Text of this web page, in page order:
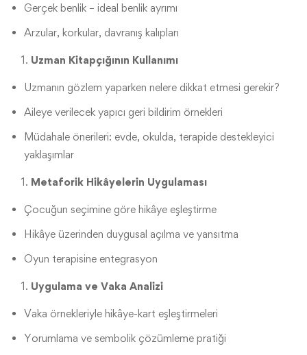
Gerçek benlik – ideal benlik ayrımı
Arzular, korkular, davranış kalıpları
Uzman Kitapçığının Kullanımı
Uzmanın gözlem yaparken nelere dikkat etmesi gerekir?
Aileye verilecek yapıcı geri bildirim örnekleri
Müdahale önerileri: evde, okulda, terapide destekleyici
yaklaşımlar
Metaforik Hikâyelerin Uygulaması
Çocuğun seçimine göre hikâye eşleştirme
Hikâye üzerinden duygusal açılma ve yansıtma
Oyun terapisine entegrasyon
Uygulama ve Vaka Analizi
Vaka örnekleriyle hikâye-kart eşleştirmeleri
Yorumlama ve sembolik çözümleme pratiği